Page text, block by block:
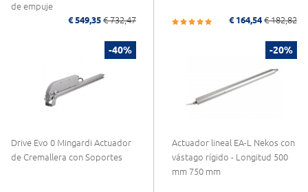
de empuje
€ 549,35 € 732,47 € 164,54 € 182,82
-40%
Drive Evo 0 Mingardi Actuador
de Cremallera con Soportes
-20%
Actuador lineal EA-L Nekos con
vástago rígido - Longitud 500
mm 750 mm